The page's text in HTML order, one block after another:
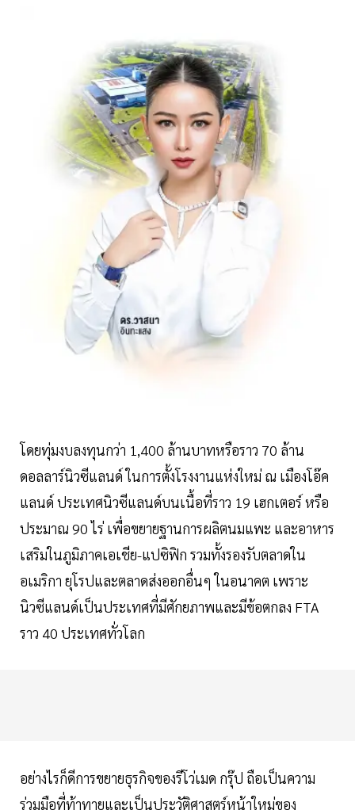
โดยทุ่มงบลงทุนกว่า 1,400 ล้านบาทหรือราว 70 ล้าน
ดอลลาร์นิวซีแลนด์ ในการตั้งโรงงานแห่งใหม่ ณ เมืองโอ๊ค
แลนด์ ประเทศนิวซีแลนด์บนเนื้อที่ราว 19 เฮกเตอร์ หรือ
ประมาณ 90 ไร่ เพื่อขยายฐานการผลิตนมแพะ และอาหาร
เสริมในภูมิภาคเอเชีย-แปซิฟิก รวมทั้งรองรับตลาดใน
อเมริกา ยุโรปและตลาดส่งออกอื่นๆ ในอนาคต เพราะ
นิวซีแลนด์เป็นประเทศที่มีศักยภาพและมีข้อตกลง FTA
ราว 40 ประเทศทั่วโลก
อย่างไรก็ดีการขยายธุรกิจของรีโว่เมด กรุ๊ป ถือเป็นความ
ร่วมมือที่ท้าทายและเป็นประวัติศาสตร์หน้าใหม่ของ